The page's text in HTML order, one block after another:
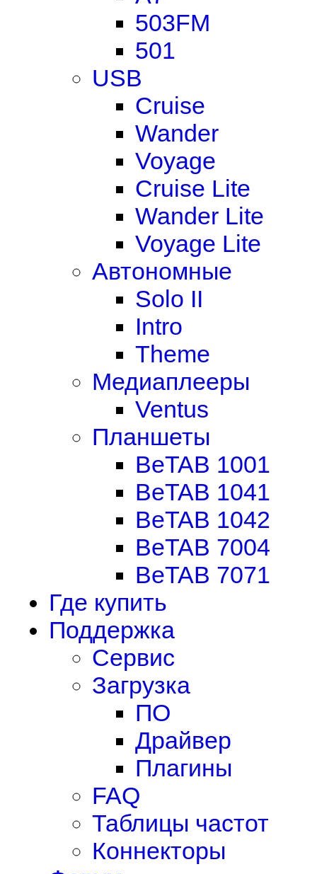
503FM
501
USB
Cruise
Wander
Voyage
Cruise Lite
Wander Lite
Voyage Lite
Автономные
Solo II
Intro
Theme
Медиаплееры
Ventus
Планшеты
BeTAB 1001
BeTAB 1041
BeTAB 1042
BeTAB 7004
BeTAB 7071
Где купить
Поддержка
Сервис
Загрузка
ПО
Драйвер
Плагины
FAQ
Таблицы частот
Коннекторы